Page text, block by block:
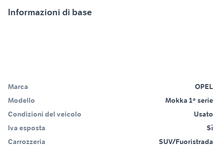
Informazioni di base
Marca
OPEL
Modello
Mokka 1ª serie
Condizioni del veicolo
Usato
Iva esposta
Sì
Carrozzeria
SUV/Fuoristrada